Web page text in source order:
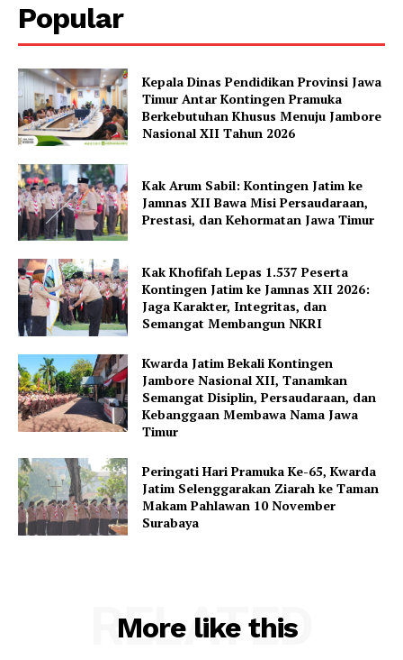
Popular
Kepala Dinas Pendidikan Provinsi Jawa
Timur Antar Kontingen Pramuka
Berkebutuhan Khusus Menuju Jambore
Nasional XII Tahun 2026
Kak Arum Sabil: Kontingen Jatim ke
Jamnas XII Bawa Misi Persaudaraan,
Prestasi, dan Kehormatan Jawa Timur
Kak Khofifah Lepas 1.537 Peserta
Kontingen Jatim ke Jamnas XII 2026:
Jaga Karakter, Integritas, dan
Semangat Membangun NKRI
Kwarda Jatim Bekali Kontingen
Jambore Nasional XII, Tanamkan
Semangat Disiplin, Persaudaraan, dan
Kebanggaan Membawa Nama Jawa
Timur
Peringati Hari Pramuka Ke-65, Kwarda
Jatim Selenggarakan Ziarah ke Taman
Makam Pahlawan 10 November
Surabaya
More like this
RELATED